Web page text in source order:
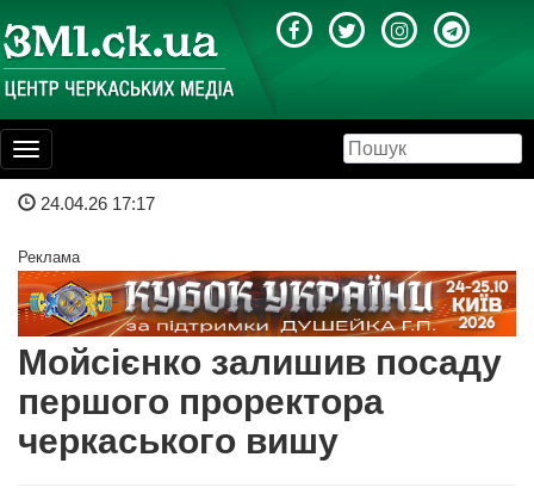
Toggle
navigation
24.04.26 17:17
Реклама
Мойсієнко залишив посаду
першого проректора
черкаського вишу